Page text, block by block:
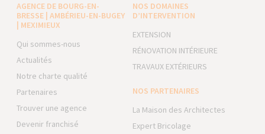
AGENCE DE BOURG-EN-
BRESSE | AMBÉRIEU-EN-BUGEY
| MEXIMIEUX
Qui sommes-nous
Actualités
Notre charte qualité
Partenaires
Trouver une agence
Devenir franchisé
NOS DOMAINES
D’INTERVENTION
EXTENSION
RÉNOVATION INTÉRIEURE
TRAVAUX EXTÉRIEURS
NOS PARTENAIRES
La Maison des Architectes
Expert Bricolage